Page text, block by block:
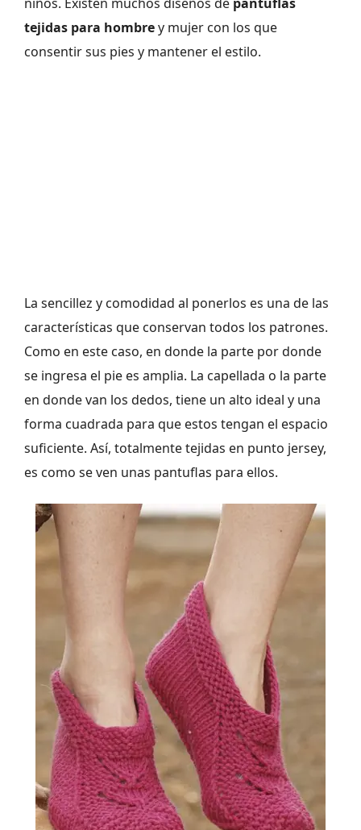
tejidas para hombrey mujer con los que
consentir sus pies y mantener el estilo.
La sencillez y comodidad al ponerlos es una de las
características que conservan todos los patrones.
Como en este caso, en donde la parte por donde
se ingresa el pie es amplia. La capellada o la parte
en donde van los dedos, tiene un alto ideal y una
forma cuadrada para que estos tengan el espacio
suficiente. Así, totalmente tejidas en punto jersey,
es como se ven unas pantuflas para ellos.